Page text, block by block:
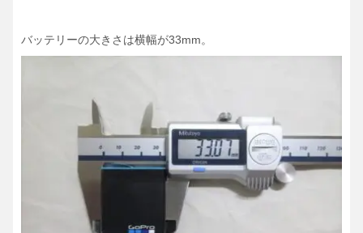
バッテリーの大きさは横幅が33mm。